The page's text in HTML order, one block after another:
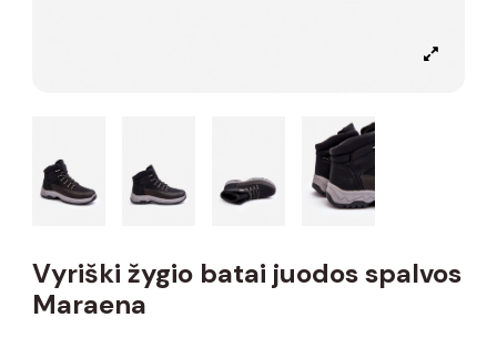
Vyriški žygio batai juodos spalvos
Maraena